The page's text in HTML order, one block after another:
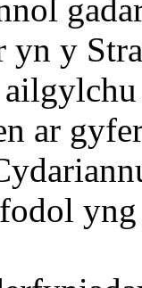
y
ar